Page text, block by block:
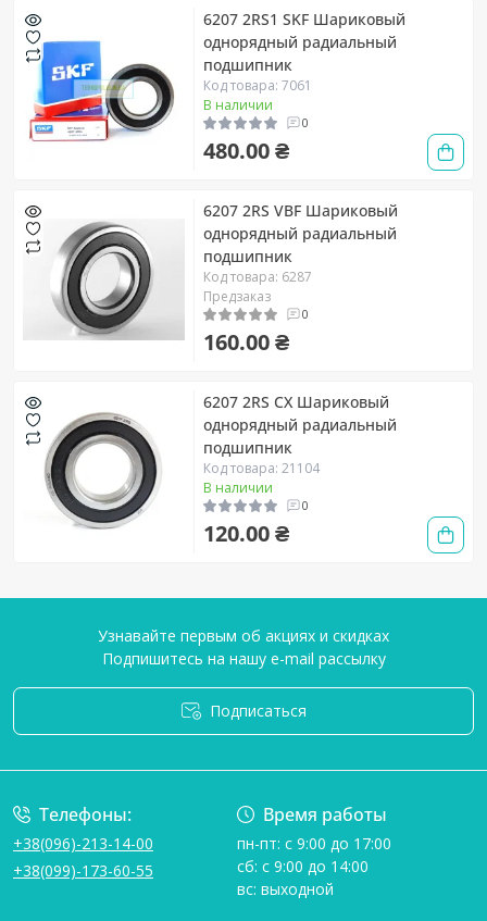
6207 2RS1 SKF Шариковый
однорядный радиальный
подшипник
Код товара: 7061
В наличии
0
480.00 ₴
6207 2RS VBF Шариковый
однорядный радиальный
подшипник
Код товара: 6287
Предзаказ
0
160.00 ₴
6207 2RS CX Шариковый
однорядный радиальный
подшипник
Код товара: 21104
В наличии
0
120.00 ₴
Узнавайте первым об акциях и скидках
Подпишитесь на нашу e-mail рассылку
Подписаться
Телефоны:
+38(096)-213-14-00
+38(099)-173-60-55
Время работы
пн-пт: с 9:00 до 17:00
сб: с 9:00 до 14:00
вс: выходной